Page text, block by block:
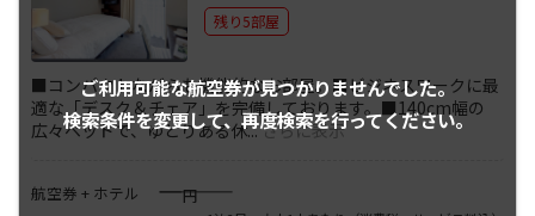
ご利用可能な航空券が見つかりませんでした。
検索条件を変更して、再度検索を行ってください。
残り5部屋
■コンパクトながらも機能的なお部屋。■ビジネスワークに最
適な「デスク＆チェア」を完備しております。■140cm幅の
広々ベッドで、ゆとりある休...さらに表示
航空券 + ホテル ――――円